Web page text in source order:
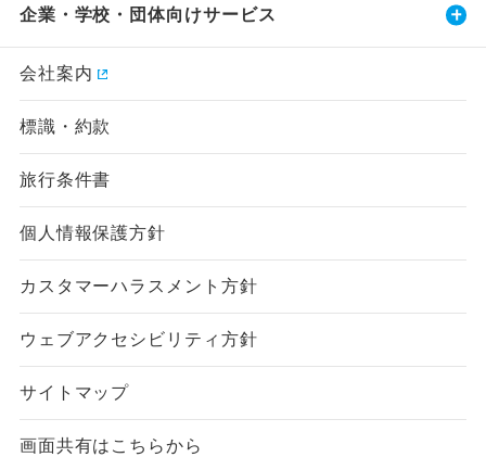
企業・学校・団体向けサービス
会社案内
標識・約款
旅行条件書
個人情報保護方針
カスタマーハラスメント方針
ウェブアクセシビリティ方針
サイトマップ
画面共有はこちらから